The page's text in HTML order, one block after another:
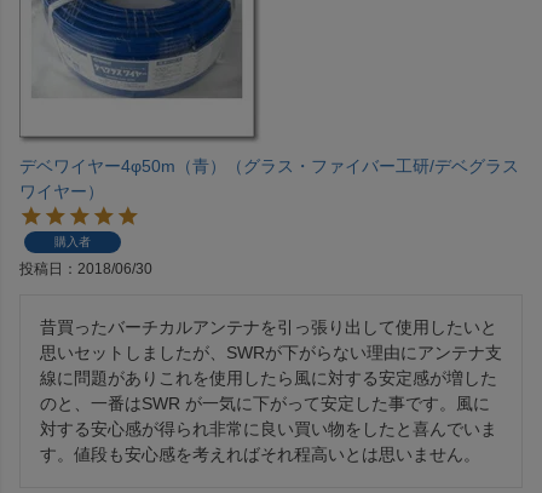
デベワイヤー4φ50m（青）（グラス・ファイバー工研/デベグラス
ワイヤー）
購入者
投稿日 2018/06/30
昔買ったバーチカルアンテナを引っ張り出して使用したいと
思いセットしましたが、SWRが下がらない理由にアンテナ支
線に問題がありこれを使用したら風に対する安定感が増した
のと、一番はSWR が一気に下がって安定した事です。風に
対する安心感が得られ非常に良い買い物をしたと喜んでいま
す。値段も安心感を考えればそれ程高いとは思いません。